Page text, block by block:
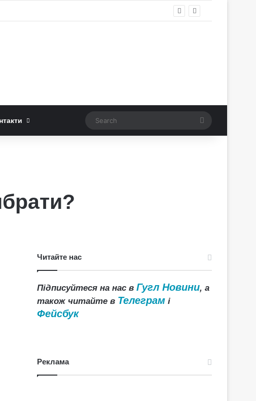
Search
Читайте нас
Підписуйтеся на нас вГугл Новини, а
також читайте в Телеграм і
Фейсбук
Реклама